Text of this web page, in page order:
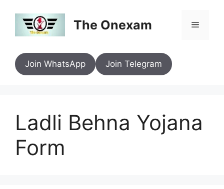
content
The Onexam Menu
Join WhatsApp Join Telegram
Ladli Behna Yojana
Form